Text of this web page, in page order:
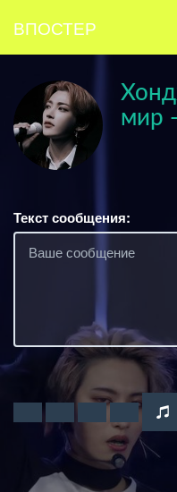
ВПОСТЕР
мир
Текст сообщения: